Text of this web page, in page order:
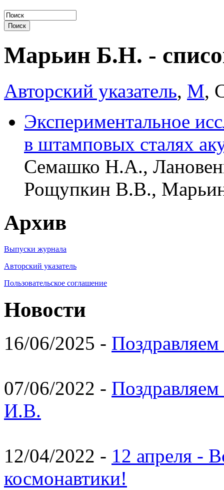
Марьин Б.Н. -
Авторский указатель, М,
Экспериментальное
в штамповых сталях
Семашко Н.А.,
Рощупкин В.В.,
Архив
Выпуски журнала
Авторский указатель
Пользовательское соглашение
Новости
16/06/2025 -
07/06/2022 -
И.В.
12/04/2022 - 12 апреля -
космонавтики!